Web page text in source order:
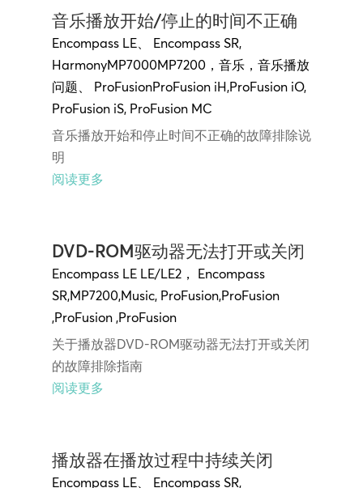
音乐播放开始/停止的时间不正确
Encompass LE、 Encompass SR,
HarmonyMP7000MP7200， 音乐， 音乐播放
问题
ProFusionProFusion iH,ProFusion iO,
ProFusion iS, ProFusion MC
音乐播放开始和停止时间不正确的故障排除说
明
阅读更多
DVD-ROM驱动器无法打开或关闭
Encompass LELE/LE2， Encompass
SR,MP7200,Music, ProFusion,ProFusion
,ProFusion ,ProFusion
关于播放器DVD-ROM驱动器无法打开或关闭
的故障排除指南
阅读更多
播放器在播放过程中持续关闭
Encompass LE、 Encompass SR,